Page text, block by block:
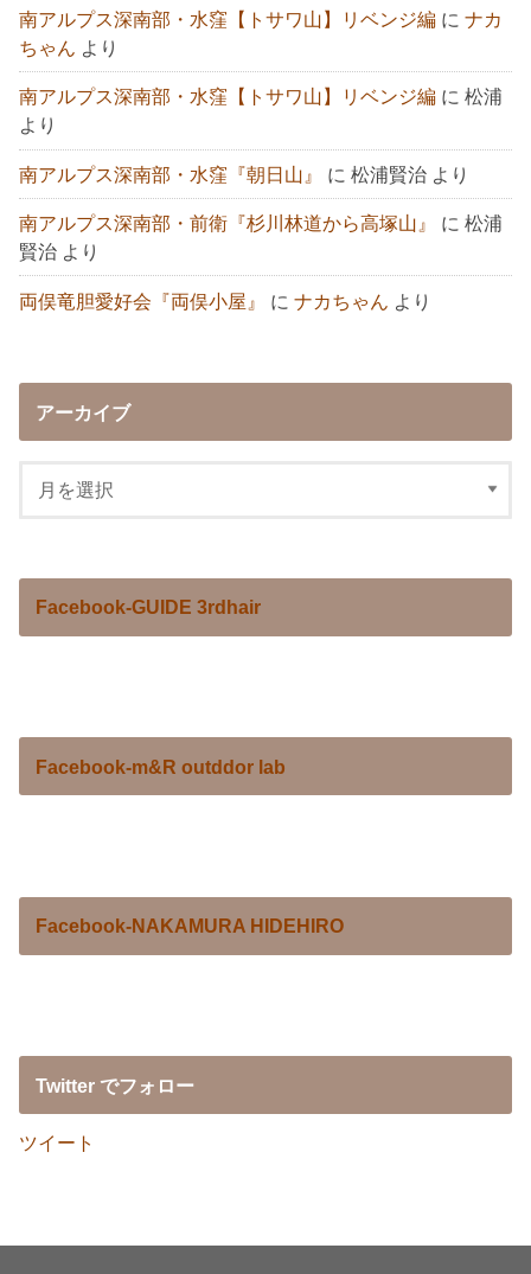
南アルプス深南部・水窪【トサワ山】リベンジ編 にナカ
ちゃん より
南アルプス深南部・水窪【トサワ山】リベンジ編 に松浦
より
南アルプス深南部・水窪『朝日山』 に松浦賢治 より
南アルプス深南部・前衛『杉川林道から高塚山』 に松浦
賢治 より
両俣竜胆愛好会『両俣小屋』 にナカちゃん より
アーカイブ
Facebook-GUIDE 3rdhair
Facebook-m&R outddor lab
Facebook-NAKAMURA HIDEHIRO
Twitter でフォロー
ツイート